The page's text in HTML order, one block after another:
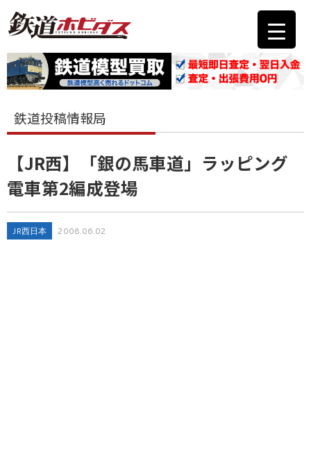
鉄道投稿情報局
【JR西】「銀の馬車道」ラッピング
電車第2編成登場
JR西日本 2008.06.02